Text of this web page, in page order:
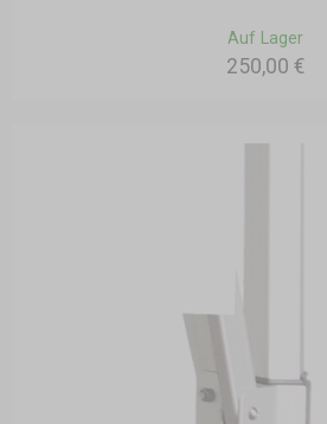
Auf Lager
250,00 €